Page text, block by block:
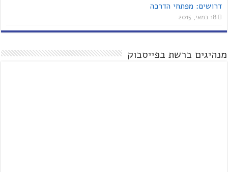
דרושים: מפתחי הדרכה
18 במאי, 2015
מנהיגים ברשת בפייסבוק